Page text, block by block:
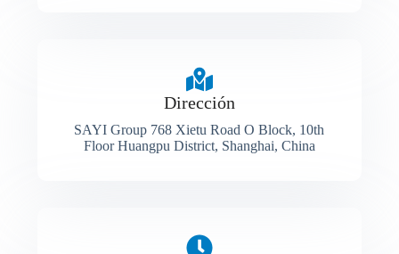
Dirección
SAYI Group 768 Xietu Road O Block, 10th
Floor Huangpu District, Shanghai, China